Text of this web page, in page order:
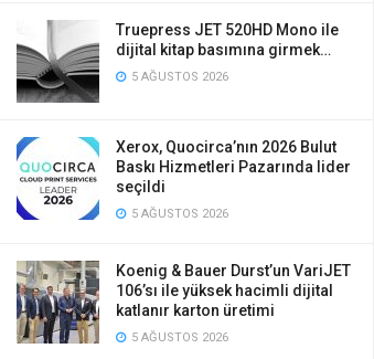
Truepress JET 520HD Mono ile
dijital kitap basımına girmek…
5 AĞUSTOS 2026
Xerox, Quocirca’nın 2026 Bulut
Baskı Hizmetleri Pazarında lider
seçildi
5 AĞUSTOS 2026
Koenig & Bauer Durst’un VariJET
106’sı ile yüksek hacimli dijital
katlanır karton üretimi
5 AĞUSTOS 2026